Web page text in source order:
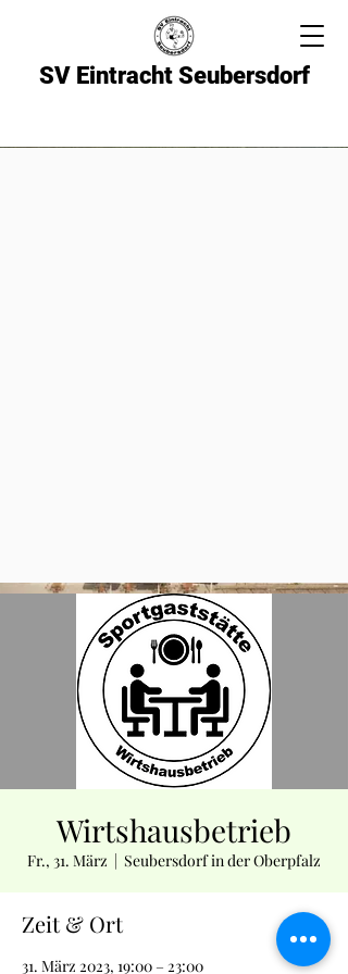
SV Eintracht Seubersdorf
Wirtshausbetrieb
Fr., 31. März
  |
Seubersdorf in der Oberpfalz
Zeit & Ort
31. März 2023, 19:00 – 23:00